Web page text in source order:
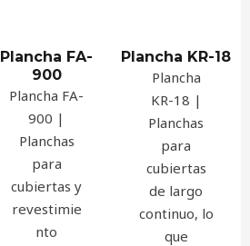
Plancha FA-
900
Plancha FA-
900 |
Planchas
para
cubiertas y
revestimie
nto
Plancha KR-18
Plancha
KR-18 |
Planchas
para
cubiertas
de largo
continuo, lo
que